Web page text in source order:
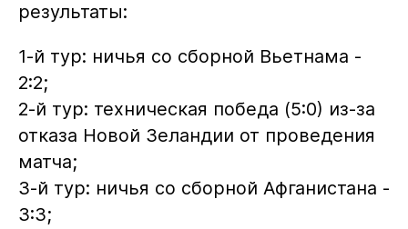
результаты:
1-й тур: ничья со сборной Вьетнама -
2:2;
2-й тур: техническая победа (5:0) из-за
отказа Новой Зеландии от проведения
матча;
3-й тур: ничья со сборной Афганистана -
3:3;